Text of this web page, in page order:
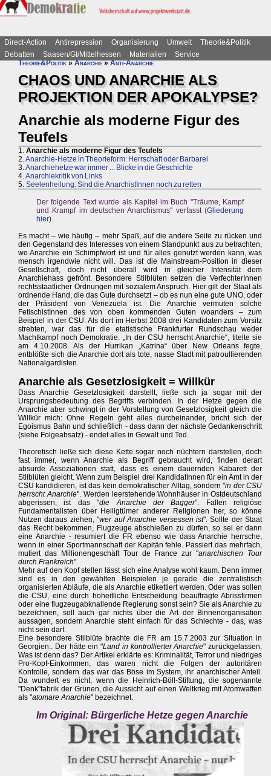
Direct-Action Antirepression Organisierung Umwelt
Theorie&Politik
Debatten
Saasen/GI/Mittelhessen Materialien
Service
Theorie&Politik»Anarchie»Anti-Anarchie
CHAOS UND ANARCHIE ALS
PROJEKTION DER APOKALYPSE?
Anarchie als moderne Figur des
Teufels
1. Anarchie als moderne Figur des Teufels
2.Anarchie-Hetze in Theorieform: Herrschaft oder Barbarei
3.Anarchiehetze war immer ... Blicke in die Geschichte
4.Anarchiekritik von Links
5. Seelenheilung: Sind die AnarchistInnen noch zu retten
Der folgende Text wurde als Kapitel im Buch "Träume, Kampf
und Krampf im deutschen Anarchismus" verfasst (Gliederung
hier).
Es macht – wie häufig – mehr Spaß, auf die andere Seite zu rücken und
den Gegenstand des Interesses von einem Standpunkt aus zu betrachten,
wo Anarchie ein Schimpfwort ist und für alles genutzt werden kann, was
mensch irgendwie nicht will. Das ist die Mainstream-Position in dieser
Gesellschaft, doch nicht überall wird in gleicher Intensität dem
Anarchiehass gefrönt. Besondere Stilblüten setzen die VerfechterInnen
rechtsstaatlicher Ordnungen mit sozialem Anspruch. Hier gilt der Staat als
ordnende Hand, die das Gute durchsetzt – ob es nun eine gute UNO, oder
der Präsident von Venezuela ist. Die Anarchie vermuten solche
FetischistInnen des von oben kommenden Guten woanders – zum
Beispiel in der CSU. Als dort im Herbst 2008 drei Kandidaten zum Vorsitz
strebten, war das für die etatistische Frankfurter Rundschau weder
Machtkampf noch Demokratie. „In der CSU herrscht Anarchie“, titelte sie
am 4.10.2008. Als der Hurrikan „Katrina“ über New Orleans fegte,
entblößte sich die Anarchie dort als tote, nasse Stadt mit patroullierenden
Nationalgardisten.
Anarchie als Gesetzlosigkeit = Willkür
Dass Anarchie Gesetzlosigkeit darstellt, ließe sich ja sogar mit der
Ursprungsbedeutung des Begriffs verbinden. In der Hetze gegen die
Anarchie aber schwingt in der Vorstellung von Gesetzlosigkeit gleich die
Willkür mich: Ohne Regeln geht alles durcheinander, bricht sich der
Egoismus Bahn und schließlich - dass dann der nächste Gedankenschritt
(siehe Folgeabsatz) - endet alles in Gewalt und Tod.
Theoretisch ließe sich diese Kette sogar noch nüchtern darstellen, doch
fast immer, wenn Anarchie als Begriff gebraucht wird, finden derart
absurde Assoziationen statt, dass es einem dauernden Kabarett der
Stilblüten gleicht. Wenn zum Beispiel drei KandidatInnen für ein Amt in der
CSU kandidieren, ist das kein demokratischer Alltag, sondern "in der CSU
herrscht Anarchie". Werden leerstehende Wohnhäuser in Ostdeutschland
abgerissen, ist das "die Anarchie der Bagger". Fallen religiöse
Fundamentalisten über Heiligtümer anderer Religionen her, so könne
Nutzen daraus ziehen, "wer auf Anarchie versessen ist". Sollte der Staat
das Recht bekommen, Flugzeuge abschießen zu dürfen, so sei er dann
eine Anarchie - resumiert die FR ebenso wie dass Anarchie herrsche,
wenn in einer Sportmannschaft der Kapitän fehle. Passiert das mehrfach,
mutiert das Millionengeschäft Tour de France zur "anarchischen Tour
durch Frankreich".
Mehr auf den Kopf stellen lässt sich eine Analyse wohl kaum. Denn immer
sind es in den gewählten Beispielen je gerade die zentralistisch
organisierten Abläufe, die als Anarchie etikettiert werden. Oder was sollen
die CSU, eine durch hoheitliche Entscheidung beauftragte Abrissfirmen
oder eine flugzeugabknallende Regierung sonst sein? Sie als Anarchie zu
bezeichnen, soll auch gar nichts über die Art der Binnenorganisation
aussagen, sondern Anarchie steht einfach für das Schlechte - das, was
nicht sein darf.
Eine besondere Stilblüte brachte die FR am 15.7.2003 zur Situation in
Georgien.. Der hätte ein "Land in kontrollierter Anarchie" zurückgelassen.
Was ist denn das? Der Artikel erklärte es: Kriminalität, Terror und niedriges
Pro-Kopf-Einkommen, das waren nicht die Folgen der autoritären
Kontrolle, sondern das war das Böse im System, ihr anarchischer Anteil.
Da wundert es nicht, wenn die Heinrich-Böll-Stiftung, die sogenannte
"Denk"fabrik der Grünen, die Aussicht auf einen Weltkrieg mit Atomwaffen
als "atomare Anarchie" bezeichnet.
Im Original: Bürgerliche Hetze gegen Anarchie